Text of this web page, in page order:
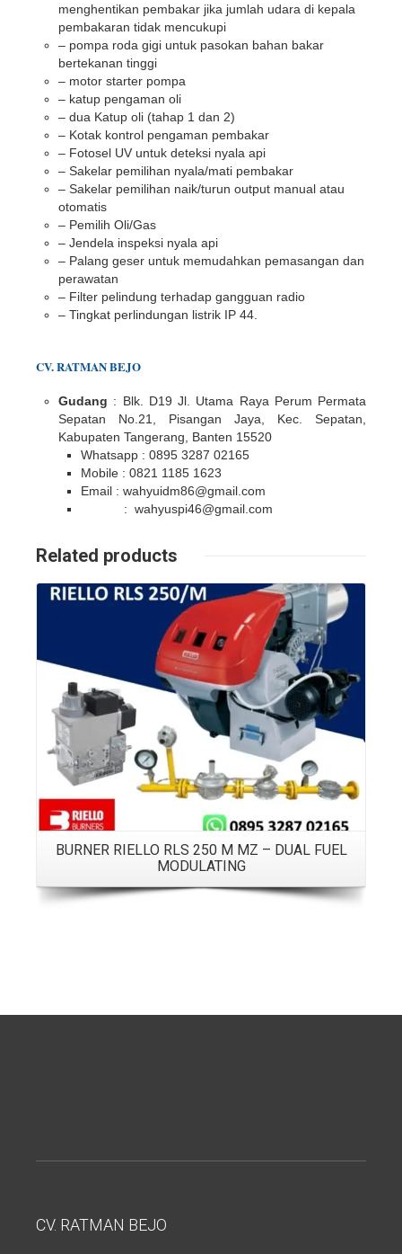
menghentikan pembakar jika jumlah udara di kepala
pembakaran tidak mencukupi
– pompa roda gigi untuk pasokan bahan bakar
bertekanan tinggi
– motor starter pompa
– katup pengaman oli
– dua Katup oli (tahap 1 dan 2)
– Kotak kontrol pengaman pembakar
– Fotosel UV untuk deteksi nyala api
– Sakelar pemilihan nyala/mati pembakar
– Sakelar pemilihan naik/turun output manual atau
otomatis
– Pemilih Oli/Gas
– Jendela inspeksi nyala api
– Palang geser untuk memudahkan pemasangan dan
perawatan
– Filter pelindung terhadap gangguan radio
– Tingkat perlindungan listrik IP 44.
CV. RATMAN BEJO
Gudang : Blk. D19 Jl. Utama Raya Perum Permata
Sepatan No.21, Pisangan Jaya, Kec. Sepatan,
Kabupaten Tangerang, Banten 15520
Whatsapp : 0895 3287 02165
Mobile : 0821 1185 1623
Email : wahyuidm86@gmail.com
: wahyuspi46@gmail.com
Related products
Details
BURNER RIELLO RLS 250 M MZ – DUAL FUEL
MODULATING
CV. RATMAN BEJO